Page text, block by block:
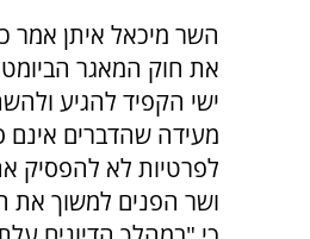
השר מיכאל איתן אמר
את חוק המאגר
ישי הקפיד להגיע
מעידה שהדברים אינם
לפרטיות לא להפסיק
ושר הפנים למשוך את